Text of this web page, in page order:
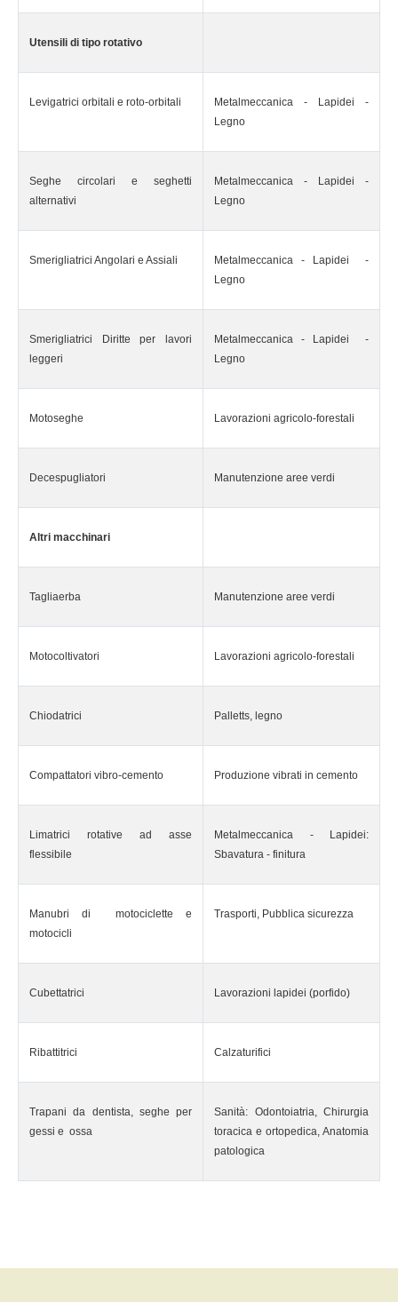
Utensili di tipo rotativo
Levigatrici orbitali e roto-orbitali
Metalmeccanica - Lapidei -
Legno
Seghe circolari e seghetti
alternativi
Metalmeccanica - Lapidei -
Legno
Smerigliatrici Angolari e Assiali
Metalmeccanica - Lapidei -
Legno
Smerigliatrici Diritte per lavori
leggeri
Metalmeccanica - Lapidei -
Legno
Motoseghe Lavorazioni agricolo-forestali
Decespugliatori Manutenzione aree verdi
Altri macchinari
Tagliaerba Manutenzione aree verdi
Motocoltivatori Lavorazioni agricolo-forestali
Chiodatrici Palletts, legno
Compattatori vibro-cemento Produzione vibrati in cemento
Limatrici rotative ad asse
flessibile
Metalmeccanica - Lapidei:
Sbavatura - finitura
Manubri di motociclette e
motocicli
Trasporti, Pubblica sicurezza
Cubettatrici Lavorazioni lapidei (porfido)
Ribattitrici Calzaturifici
Trapani da dentista, seghe per
gessi e ossa
Sanità: Odontoiatria, Chirurgia
toracica e ortopedica, Anatomia
patologica